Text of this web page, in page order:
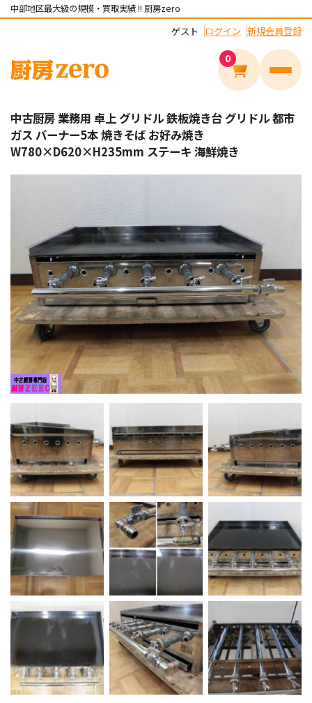
中部地区最大級の規模・買取実績 !! 厨房zero
ゲスト ログイン 新規会員登録
0
メニュ
中古厨房 業務用 卓上 グリドル 鉄板焼き台 グリドル 都市
ガス バーナー5本 焼きそば お好み焼き
W780×D620×H235mm ステーキ 海鮮焼き